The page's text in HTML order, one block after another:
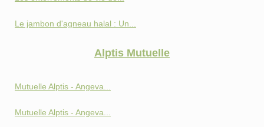
Le jambon d'agneau halal : Un...
Alptis Mutuelle
Mutuelle Alptis - Angeva...
Mutuelle Alptis - Angeva...